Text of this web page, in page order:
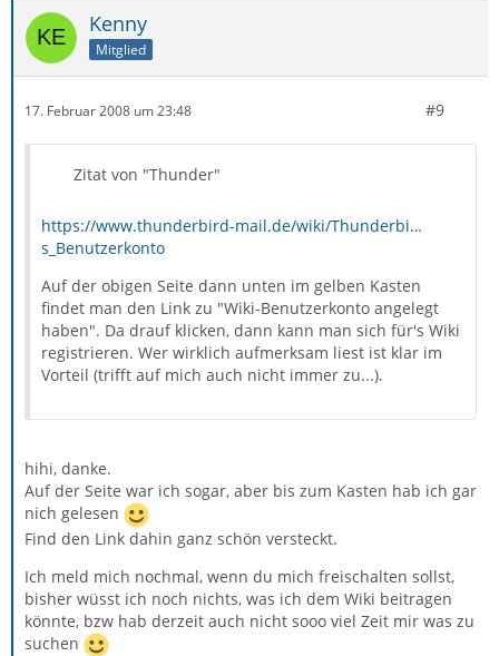
Kenny
Mitglied
17. Februar 2008 um 23:48 #9
Zitat von "Thunder"
https://www.thunderbird-mail.de/wiki/Thunderbi…
s_Benutzerkonto
Auf der obigen Seite dann unten im gelben Kasten
findet man den Link zu "Wiki-Benutzerkonto angelegt
haben". Da drauf klicken, dann kann man sich für's Wiki
registrieren. Wer wirklich aufmerksam liest ist klar im
Vorteil (trifft auf mich auch nicht immer zu...).
hihi, danke.
Auf der Seite war ich sogar, aber bis zum Kasten hab ich gar
nich gelesen
Find den Link dahin ganz schön versteckt.
Ich meld mich nochmal, wenn du mich freischalten sollst,
bisher wüsst ich noch nichts, was ich dem Wiki beitragen
könnte, bzw hab derzeit auch nicht sooo viel Zeit mir was zu
suchen